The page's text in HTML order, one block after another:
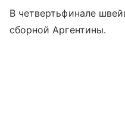
В четвертьфинале
сборной Аргентины.